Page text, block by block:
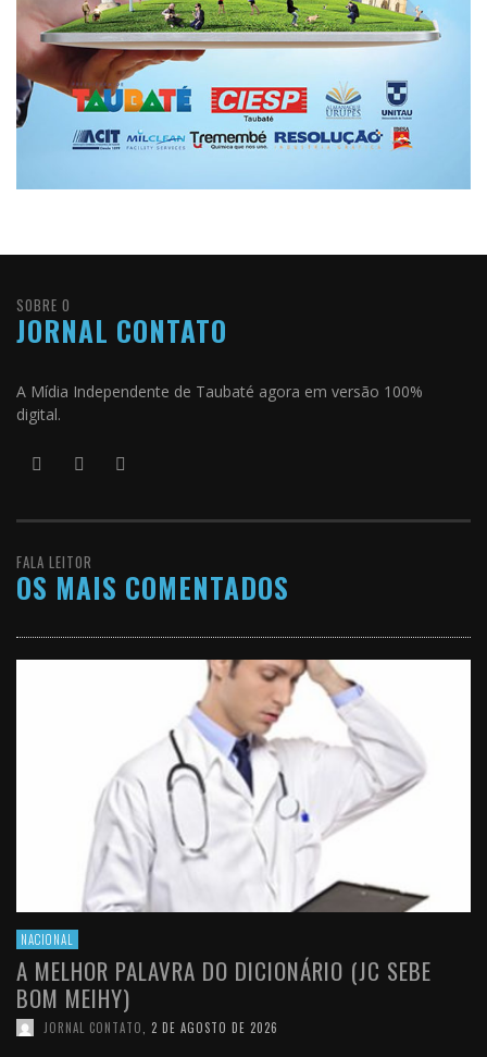
SOBRE O
JORNAL CONTATO
A Mídia Independente de Taubaté agora em versão 100%
digital.
FALA LEITOR
OS MAIS COMENTADOS
NACIONAL
A MELHOR PALAVRA DO DICIONÁRIO (JC SEBE
BOM MEIHY)
JORNAL CONTATO 2 DE AGOSTO DE 2026